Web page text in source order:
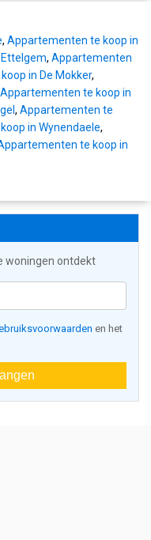
, Appartementen te koop in
, Appartementen
in De Mokker,
Appartementen te koop in
, Appartementen te
in Wynendaele,
te koop in
woningen ontdekt
en het